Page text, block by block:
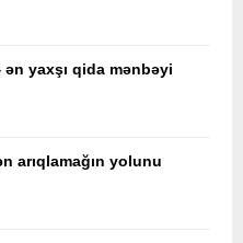
yaxşı qida mənbəyi
arıqlamağın yolunu